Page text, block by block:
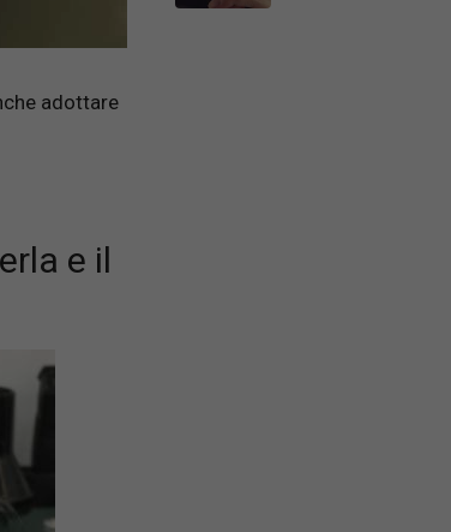
adottare
e il